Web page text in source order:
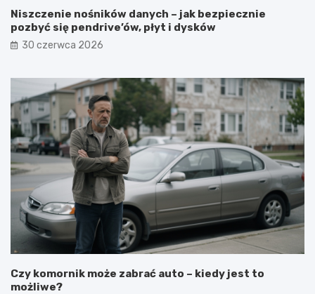
Niszczenie nośników danych – jak bezpiecznie
pozbyć się pendrive’ów, płyt i dysków
30 czerwca 2026
Czy komornik może zabrać auto – kiedy jest to
możliwe?